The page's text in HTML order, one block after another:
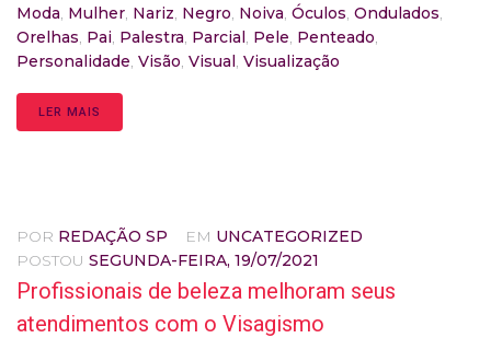
Moda Mulher Nariz Negro Noiva Óculos Ondulados
Orelhas Pai Palestra Parcial Pele Penteado
Personalidade Visão Visual Visualização
LER MAIS
POR REDAÇÃO SP EM UNCATEGORIZED
POSTOU SEGUNDA-FEIRA, 19/07/2021
Profissionais de beleza melhoram seus
atendimentos com o Visagismo